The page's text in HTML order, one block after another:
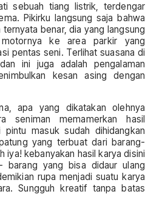
sebuah tiang listrik, terdengar
Pikirku langsung saja bahwa
benar, dia yang langsung
motornya ke area parkir yang
pentas seni. Terlihat suasana di
ini juga adalah pengalaman
kesan asing dengan
apa yang dikatakan olehnya
seniman memamerkan hasil
pintu masuk sudah dihidangkan
yang terbuat dari barang-
iya! kebanyakan hasil karya disini
barang yang bisa didaur ulang
rupa menjadi suatu karya
Sungguh kreatif tanpa batas